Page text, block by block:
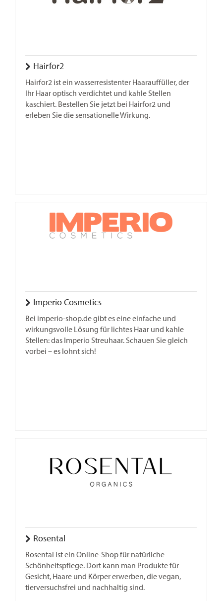
Hairfor2
Hairfor2 ist ein wasserresistenter Haarauffüller, der
Ihr Haar optisch verdichtet und kahle Stellen
kaschiert. Bestellen Sie jetzt bei Hairfor2 und
erleben Sie die sensationelle Wirkung.
Imperio Cosmetics
Bei imperio-shop.de gibt es eine einfache und
wirkungsvolle Lösung für lichtes Haar und kahle
Stellen: das Imperio Streuhaar. Schauen Sie gleich
vorbei – es lohnt sich!
Rosental
Rosental ist ein Online-Shop für natürliche
Schönheitspflege. Dort kann man Produkte für
Gesicht, Haare und Körper erwerben, die vegan,
tierversuchsfrei und nachhaltig sind.